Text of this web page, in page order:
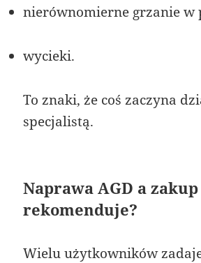
nierównomierne grzanie w
wycieki.
To znaki, że coś zaczyna
specjalistą.
Naprawa AGD a
rekomenduje?
Wielu użytkowników